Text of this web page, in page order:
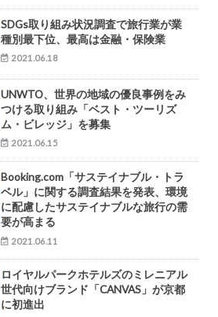
SDGs取り組み状況調査で旅行業が業
種別最下位、最高は金融・保険業
2021.06.18
UNWTO、世界の地域の優良事例をみ
つける取り組み「ベスト・ツーリズ
ム・ビレッジ」を募集
2021.06.15
Booking.com「サステイナブル・トラ
ベル」に関する調査結果を発表、環境
に配慮したサステイナブルな旅行の需
要が高まる
2021.06.11
ロイヤルパークホテルズのミレニアル
世代向けブランド「CANVAS」が京都
に初進出